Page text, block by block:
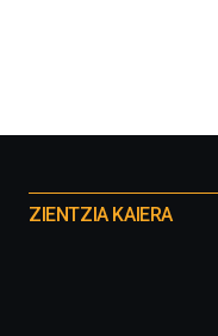
proyectos
ZIENTZIA KAIERA